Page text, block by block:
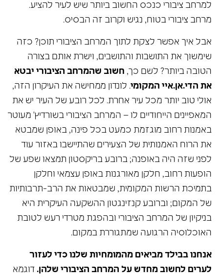
למרחב ציבורי כנכס החשוב ביותר שיש לעיר להציע.
מרחב ציבורי בטוח, נגיש וקרוב זה הבסיס.
אבל איך אפשר לצקת לתוך המרחב הציבורי תוכן? כזה
שימשוך את התושבות והתושבים, וישרת אותם בצורה
הטובה ביותר? לשם כך, חשוב שהמרחב הציבורי יבטא
את הדי.אן.איי המקומי. לונדון ממחישה את העיקרון הזה,
אולי טוב יותר מכל עיר אחרת. לכל רובע של העיר יש את
המאפיינים הייחודיים לו – המרחב הציבורי בשורדיץ' מעוטר
באמנות רחוב מוגזמת כמעט בכל פינה, באופן שמבטא
את הרוח האמנותית של הצעירים שהתיישבו באזור עוד
לפני שזה היה באופנה; ברובע בריקסטון תמצאו שפע של
הופעות רחוב, חלקן מאורגנות באופן עצמאי וחלקן
בתמיכת הרשות המקומית, שמבטאות את הרב-תרבותיות
של המקום; וברובע קנזינגטון ההשקעה העיקרית היא
בניקיון של המרחב הציבורי ובהפגת מטרדי רעש לטובת
האוכלוסיה הרגועה שמתגוררת במקום.
אנחנו בבילד מביאים מהמומחיות שלנו כדי לעזור
לערים לחשוב מחדש על המרחב הציבורי שלהן. דוגמא